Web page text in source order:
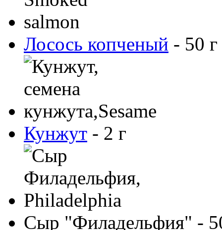
Лосось копченый - 50 г
Кунжут - 2 г
Сыр "Филадельфия" -